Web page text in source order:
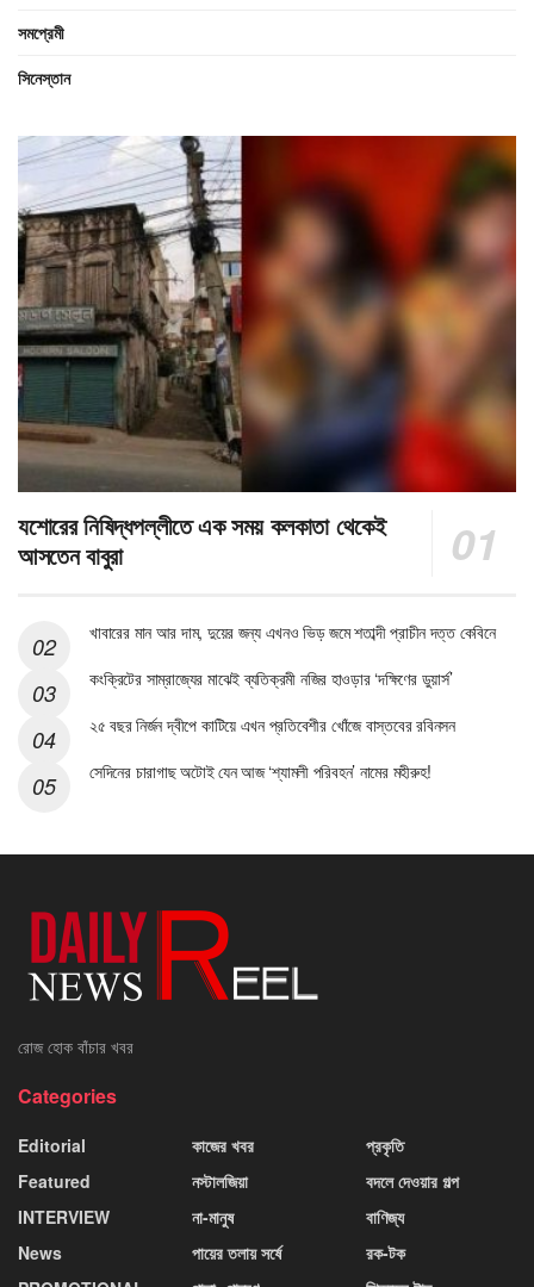
সমপ্রেমী
সিনেস্তান
যশোরের নিষিদ্ধপল্লীতে এক সময় কলকাতা থেকেই
আসতেন বাবুরা
খাবারের মান আর দাম, দুয়ের জন্য এখনও ভিড় জমে শতাব্দী প্রাচীন দত্ত কেবিনে
কংক্রিটের সাম্রাজ্যের মাঝেই ব্যতিক্রমী নজির হাওড়ার ‘দক্ষিণের ডুয়ার্স’
২৫ বছর নির্জন দ্বীপে কাটিয়ে এখন প্রতিবেশীর খোঁজে বাস্তবের রবিনসন
সেদিনের চারাগাছ অটোই যেন আজ ‘শ্যামলী পরিবহন’ নামের মহীরুহ!
রোজ হোক বাঁচার খবর
Categories
Editorial
Featured
INTERVIEW
News
কাজের খবর
নস্টালজিয়া
না-মানুষ
পায়ের তলায় সর্ষে
প্রকৃতি
বদলে দেওয়ার গল্প
বাণিজ্য
রক-টক